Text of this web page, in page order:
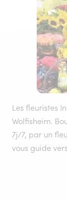
Les fleuristes
Wolfisheim.
7j/7, par un
vous guide